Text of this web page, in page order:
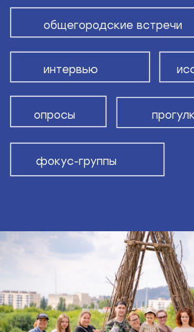
по территории и задать вопросы
проектировщику. Также мы сняли видеообзор